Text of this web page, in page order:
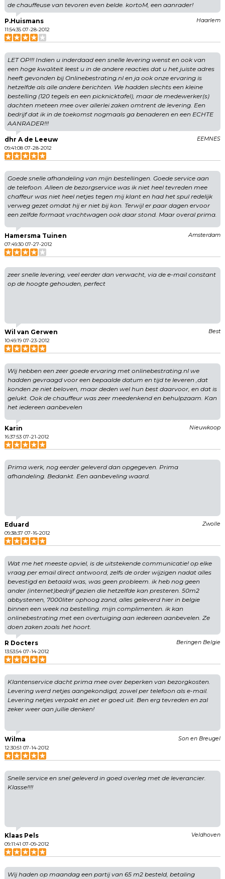
de chauffeuse van tevoren even belde. kortoM, een aanrader!
P.Huismans Haarlem
11:54:35 07-28-2012
LET OP!!! Indien u inderdaad een snelle levering wenst en ook van
een hoge kwaliteit leest u in de andere reacties dat u het juiste adres
heeft gevonden bij Onlinebestrating.nl en ja ook onze ervaring is
hetzelfde als alle andere berichten. We hadden slechts een kleine
bestelling (120 tegels en een picknicktafel), maar de medewerker(s)
dachten meteen mee over allerlei zaken omtrent de levering. Een
bedrijf dat ik in de toekomst nogmaals ga benaderen en een ECHTE
AANRADER!!!
dhr A de Leeuw EEMNES
09:41:08 07-28-2012
Goede snelle afhandeling van mijn bestellingen. Goede service aan
de telefoon. Alleen de bezorgservice was ik niet heel tevreden mee
chaffeur was niet heel netjes tegen mij klant en had het spul redelijk
verweg gezet omdat hij er niet bij kon. Terwijl er paar dagen ervoor
een zelfde formaat vrachtwagen ook daar stond. Maar overal prima.
Hamersma Tuinen Amsterdam
07:49:30 07-27-2012
zeer snelle levering, veel eerder dan verwacht, via de e-mail constant
op de hoogte gehouden, perfect
Wil van Gerwen Best
10:49:19 07-23-2012
Wij hebben een zeer goede ervaring met onlinebestrating.nl we
hadden gevraagd voor een bepaalde datum en tijd te leveren ,dat
konden ze niet beloven, maar deden wel hun best daarvoor, en dat is
gelukt. Ook de chauffeur was zeer meedenkend en behulpzaam. Kan
het iedereen aanbevelen
Karin Nieuwkoop
16:37:53 07-21-2012
Prima werk, nog eerder geleverd dan opgegeven. Prima
afhandeling. Bedankt. Een aanbeveling waard.
Eduard Zwolle
09:38:37 07-16-2012
Wat me het meeste opviel, is de uitstekende communicatie! op elke
vraag per email direct antwoord, zelfs de order wijzigen nadat alles
bevestigd en betaald was, was geen probleem. ik heb nog geen
ander (internet)bedrijf gezien die hetzelfde kan presteren. 50m2
abbystenen, 7000liter ophoog zand, alles geleverd hier in belgie
binnen een week na bestelling. mijn complimenten. ik kan
onlinebestrating met een overtuiging aan iedereen aanbevelen. Ze
doen zaken zoals het hoort.
R Docters Beringen Belgie
13:53:54 07-14-2012
Klantenservice dacht prima mee over beperken van bezorgkosten.
Levering werd netjes aangekondigd, zowel per telefoon als e-mail.
Levering netjes verpakt en ziet er goed uit. Ben erg tevreden en zal
zeker weer aan jullie denken!
Wilma Son en Breugel
12:30:51 07-14-2012
Snelle service en snel geleverd in goed overleg met de leverancier.
Klasse!!!!
Klaas Pels Veldhoven
09:11:41 07-09-2012
Wij haden op maandag een partij van 65 m2 besteld, betaling